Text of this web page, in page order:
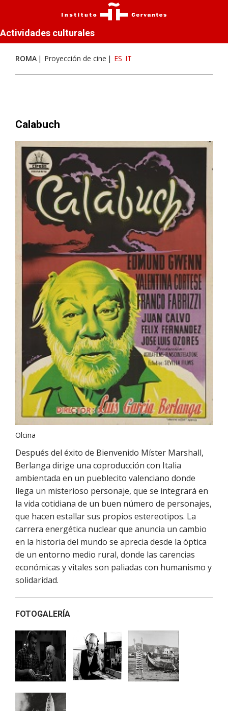
Actividades culturales
ROMA Proyección de cine ES IT
Calabuch
Olcina
Después del éxito de Bienvenido Míster Marshall,
Berlanga dirige una coproducción con Italia
ambientada en un pueblecito valenciano donde
llega un misterioso personaje, que se integrará en
la vida cotidiana de un buen número de personajes,
que hacen estallar sus propios estereotipos. La
carrera energética nuclear que anuncia un cambio
en la historia del mundo se aprecia desde la óptica
de un entorno medio rural, donde las carencias
económicas y vitales son paliadas con humanismo y
solidaridad.
FOTOGALERÍA